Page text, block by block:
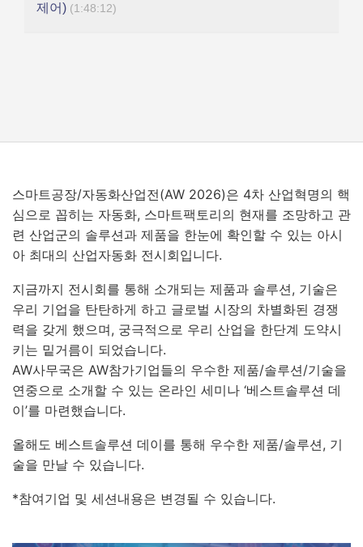
제어) (1:48:12)
스마트공장/자동화산업전(AW 2026)은 4차 산업혁명의 핵
심으로 꼽히는 자동화, 스마트팩토리의 현재를 조망하고 관
련 산업군의 솔루션과 제품을 한눈에 확인할 수 있는 아시
아 최대의 산업자동화 전시회입니다.
지금까지 전시회를 통해 소개되는 제품과 솔루션, 기술은
우리 기업을 탄탄하게 하고 글로벌 시장의 차별화된 경쟁
력을 갖게 했으며, 궁극적으로 우리 산업을 한단계 도약시
키는 밑거름이 되었습니다.
AW사무국은 AW참가기업들의 우수한 제품/솔루션/기술을
연중으로 소개할 수 있는 온라인 세미나 ‘베스트솔루션 데
이’를 마련했습니다.
올해도 베스트솔루션 데이를 통해 우수한 제품/솔루션, 기
술을 만날 수 있습니다.
*참여기업 및 세션내용은 변경될 수 있습니다.